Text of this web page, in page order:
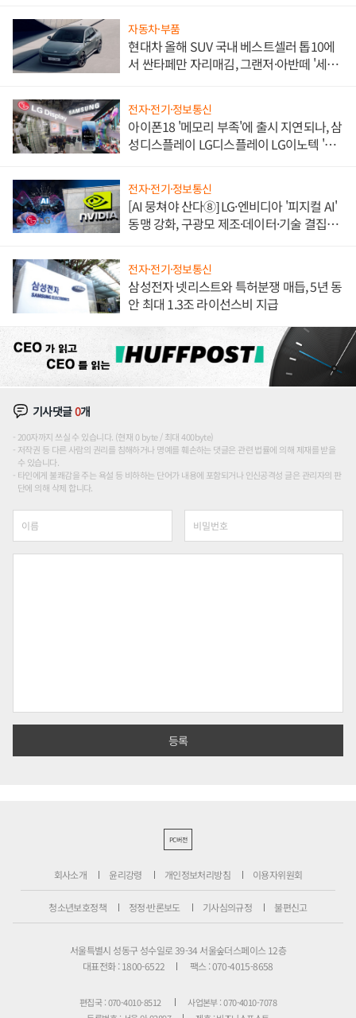
자동차·부품
현대차 올해 SUV 국내 베스트셀러 톱10에
서 싼타페만 자리매김, 그랜저·아반떼 '세단
전자·전기·정보통신
아이폰18 '메모리 부족'에 출시 지연되나, 삼
성디스플레이 LG디스플레이 LG이노텍 '탈
전자·전기·정보통신
[AI 뭉쳐야 산다⑧] LG·엔비디아 '피지컬 AI'
동맹 강화, 구광모 제조·데이터·기술 결집
전자·전기·정보통신
삼성전자 넷리스트와 특허분쟁 매듭, 5년 동
안 최대 1.3조 라이선스비 지급
기사댓글0개
200자까지 쓰실 수 있습니다. (현재 0 byte / 최대 400byte)
저작권 등 다른 사람의 권리를 침해하거나 명예를 훼손하는 댓글은 관련 법률에 의해 제재를 받을
수 있습니다.
타인에게 불쾌감을 주는 욕설 등 비하하는 단어가 내용에 포함되거나 인신공격성 글은 관리자의 판
단에 의해 삭제 합니다.
PC버전
회사소개 윤리강령 개인정보처리방침 이용자위원회
청소년보호정책 정정·반론보도 기사심의규정 불편신고
서울특별시 성동구 성수일로 39-34 서울숲더스페이스 12층
대표전화 : 1800-6522
팩스 : 070-4015-8658
편집국 : 070-4010-8512
사업본부 : 070-4010-7078